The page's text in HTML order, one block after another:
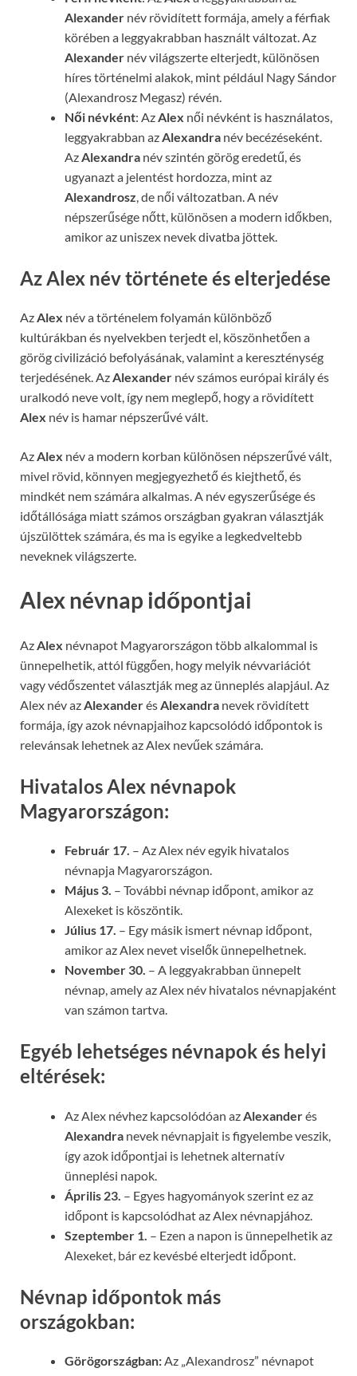
Alexander név rövidített formája, amely a férfiak
körében a leggyakrabban használt változat. Az
Alexander név világszerte elterjedt, különösen
híres történelmi alakok, mint például Nagy Sándor
(Alexandrosz Megasz) révén.
Női névként: Az Alex női névként is használatos,
leggyakrabban az Alexandra név becézéseként.
Az Alexandra név szintén görög eredetű, és
ugyanazt a jelentést hordozza, mint az
Alexandrosz , de női változatban. A név
népszerűsége nőtt, különösen a modern időkben,
amikor az uniszex nevek divatba jöttek.
Az Alex név története és elterjedése
AzAlex név a történelem folyamán különböző
kultúrákban és nyelvekben terjedt el, köszönhetően a
görög civilizáció befolyásának, valamint a kereszténység
terjedésének. AzAlexander név számos európai király és
uralkodó neve volt, így nem meglepő, hogy a rövidített
Alex név is hamar népszerűvé vált.
AzAlex név a modern korban különösen népszerűvé vált,
mivel rövid, könnyen megjegyezhető és kiejthető, és
mindkét nem számára alkalmas. A név egyszerűsége és
időtállósága miatt számos országban gyakran választják
újszülöttek számára, és ma is egyike a legkedveltebb
neveknek világszerte.
Alex névnap időpontjai
Az Alex névnapot Magyarországon több alkalommal is
ünnepelhetik, attól függően, hogy melyik névvariációt
vagy védőszentet választják meg az ünneplés alapjául. Az
Alex név az Alexanderés Alexandra nevek rövidített
formája, így azok névnapjaihoz kapcsolódó időpontok is
relevánsak lehetnek az Alex nevűek számára.
Hivatalos Alex névnapok
Magyarországon:
Február 17. – Az Alex név egyik hivatalos
névnapja Magyarországon.
Május 3. – További névnap időpont, amikor az
Alexeket is köszöntik.
Július 17. – Egy másik ismert névnap időpont,
amikor az Alex nevet viselők ünnepelhetnek.
November 30. – A leggyakrabban ünnepelt
névnap, amely az Alex név hivatalos névnapjaként
van számon tartva.
Egyéb lehetséges névnapok és helyi
eltérések:
Az Alex névhez kapcsolódóan az Alexanderés
Alexandra nevek névnapjait is figyelembe veszik,
így azok időpontjai is lehetnek alternatív
ünneplési napok.
Április 23. – Egyes hagyományok szerint ez az
időpont is kapcsolódhat az Alex névnapjához.
Szeptember 1. – Ezen a napon is ünnepelhetik az
Alexeket, bár ez kevésbé elterjedt időpont.
Névnap időpontok más
országokban:
Görögországban:Az „Alexandrosz” névnapot